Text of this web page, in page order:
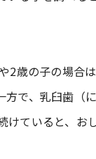
2歳の子の場合
方で、乳臼歯（
けていると、お